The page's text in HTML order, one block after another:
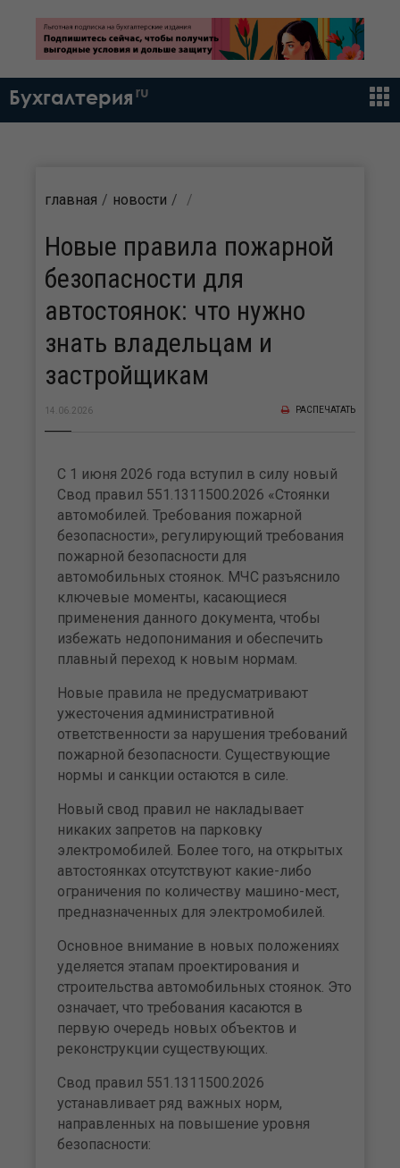
Бухгалтерия ru
главная новости
Новые правила пожарной
безопасности для
автостоянок: что нужно
знать владельцам и
застройщикам
14.06.2026 РАСПЕЧАТАТЬ
С 1 июня 2026 года вступил в силу новый
Свод правил 551.1311500.2026 «Стоянки
автомобилей. Требования пожарной
безопасности», регулирующий требования
пожарной безопасности для
автомобильных стоянок. МЧС разъяснило
ключевые моменты, касающиеся
применения данного документа, чтобы
избежать недопонимания и обеспечить
плавный переход к новым нормам.
Новые правила не предусматривают
ужесточения административной
ответственности за нарушения требований
пожарной безопасности. Существующие
нормы и санкции остаются в силе.
Новый свод правил не накладывает
никаких запретов на парковку
электромобилей. Более того, на открытых
автостоянках отсутствуют какие-либо
ограничения по количеству машино-мест,
предназначенных для электромобилей.
Основное внимание в новых положениях
уделяется этапам проектирования и
строительства автомобильных стоянок. Это
означает, что требования касаются в
первую очередь новых объектов и
реконструкции существующих.
Свод правил 551.1311500.2026
устанавливает ряд важных норм,
направленных на повышение уровня
безопасности: